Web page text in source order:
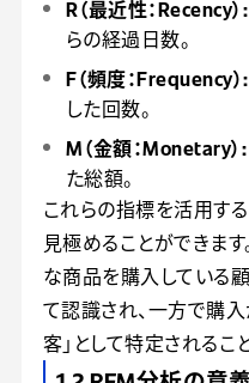
R（最近性：Recency）:
らの経過日数。
F（頻度：Frequency）:
した回数。
M（金額：Monetary）:
た総額。
これらの指標を活用す
見極めることができま
な商品を購入している
て認識され、一方で購
客」として特定されるこ